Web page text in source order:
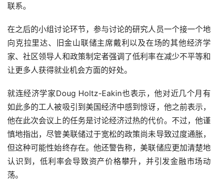
联系。
在之后的小组讨论环节，参与讨论的研究人员一个接一个地
向克拉里达、旧金山联储主席戴利以及在场的其他经济学
家、社区领导人和政策制定者强调了低利率在减少不平等和
让更多人获得就业机会方面的好处。
就连经济学家Doug Holtz-Eakin也表示，他对近几个月有
如此多的工人被吸引到美国经济中感到惊讶，他之前表示，
他在此次会议上的任务是讨论经济过热的代价。不过，他谨
慎地指出，尽管美联储过于宽松的政策尚未导致过度通胀，
但这种可能性始终存在。他还警告称，美联储应更加清楚地
认识到，低利率会导致资产价格攀升，并引发金融市场动
荡。